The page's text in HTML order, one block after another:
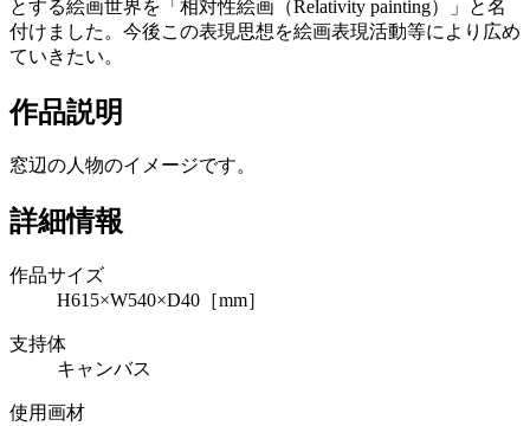
とする絵画世界を「相対性絵画（Relativity painting）」と名
付けました。今後この表現思想を絵画表現活動等により広め
ていきたい。
作品説明
窓辺の人物のイメージです。
詳細情報
作品サイズ
H615×W540×D40［mm］
支持体
キャンバス
使用画材